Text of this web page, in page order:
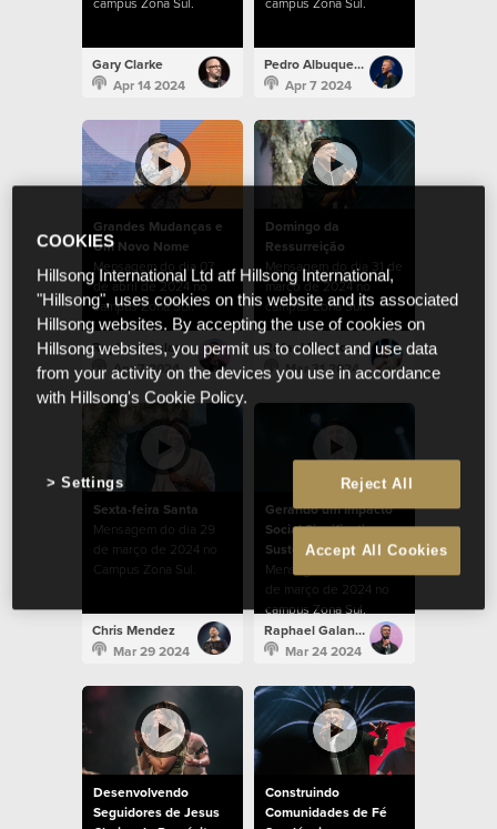
Gary Clarke
Apr 14 2024
Pedro Albuquerque
Apr 7 2024
Grandes Mudanças e
Um Novo Nome
Mensagem do dia 07
de abril de 2024 no
campus Zona Sul.
Raphael Galante
Apr 7 2024
Domingo da
Ressurreição
Mensagem do dia 31 de
março de 2024 no
campus Zona Sul.
Rafael Bitencourt
Mar 31 2024
Sexta-feira Santa
Mensagem do dia 29
de março de 2024 no
Campus Zona Sul.
Chris Mendez
Mar 29 2024
Gerando um Impacto
Social Significativo e
Sustentável
Mensagem do dia 24
de março de 2024 no
campus Zona Sul.
Raphael Galante
Mar 24 2024
Desenvolvendo
Seguidores de Jesus
Construindo
Comunidades de Fé
COOKIES
Hillsong International Ltd atf Hillsong International,
"Hillsong", uses cookies on this website and its associated
Hillsong websites. By accepting the use of cookies on
Hillsong websites, you permit us to collect and use data
from your activity on the devices you use in accordance
with Hillsong's Cookie Policy.
Reject All
Accept All Cookies
Settings